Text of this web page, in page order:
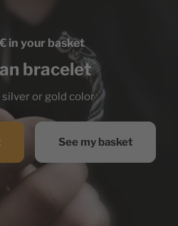
in your basket
bracelet
or gold color
See my basket